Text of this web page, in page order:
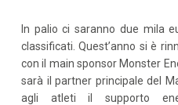
In palio ci saranno due mila
classificati. Quest’anno si è
con il main sponsor Monster
sarà il partner principale del
agli atleti il supporto